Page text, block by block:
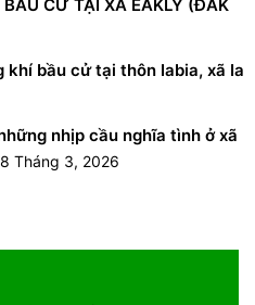
BẦU CỬ TẠI XÃ EAKLY (ĐẮK
khí bầu cử tại thôn Iabia, xã Ia
nhịp cầu nghĩa tình ở xã
8 Tháng 3, 2026